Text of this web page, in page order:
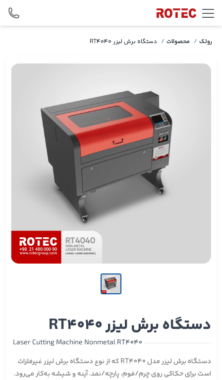
Skip to content
روتک / محصولات / دستگاه برش لیزر RT4040
دستگاه برش لیزر RT4040
Laser Cutting Machine Nonmetal RT4040
دستگاه برش لیزر مدل RT4040 که از نوع دستگاه برش لیزر غیرفلزات
است برای حکاکی روی چرم/فوم، پارچه/نمد، آینه و شیشه به‌کار می‌رود.